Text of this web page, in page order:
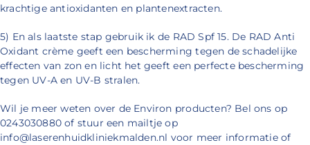
krachtige antioxidanten en plantenextracten.
5) En als laatste stap gebruik ik de RAD Spf 15. De RAD Anti
Oxidant crème geeft een bescherming tegen de schadelijke
effecten van zon en licht het geeft een perfecte bescherming
tegen UV-A en UV-B stralen.
Wil je meer weten over de Environ producten? Bel ons op
0243030880 of stuur een mailtje op
info@laserenhuidkliniekmalden.nl voor meer informatie of